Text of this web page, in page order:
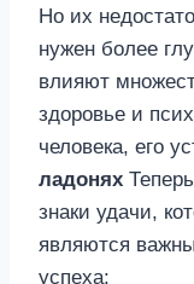
Но их
нужен более
влияют
здоровье и
человека, его
ладонях
знаки удачи,
являются
успеха: